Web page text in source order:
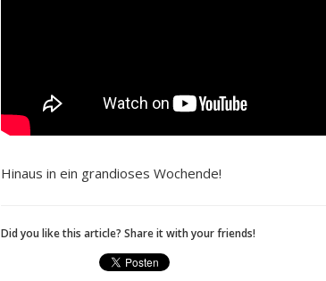
Hinaus in ein grandioses Wochende!
Did you like this article? Share it with your friends!